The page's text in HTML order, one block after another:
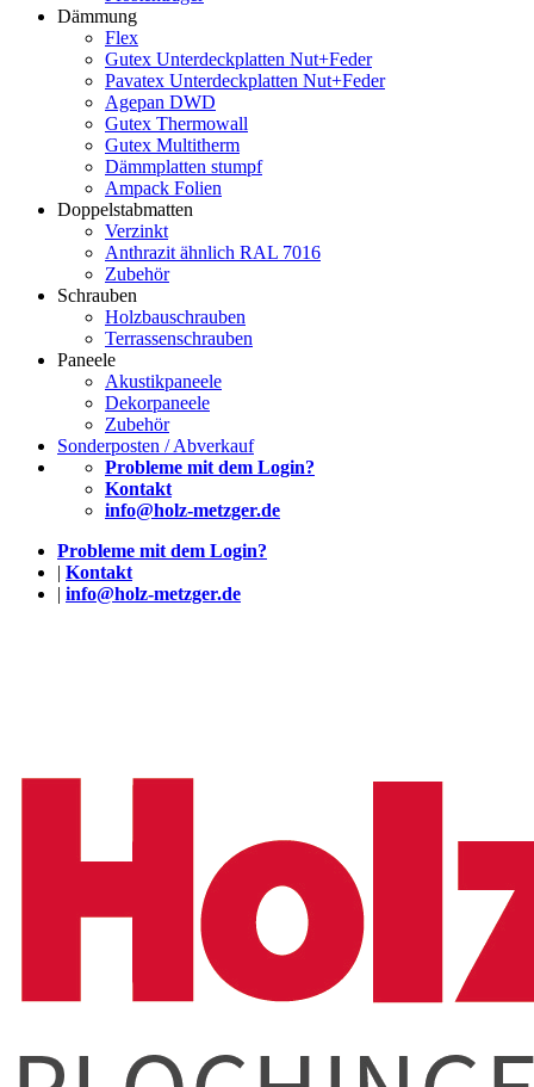
Dämmung
Flex
Gutex Unterdeckplatten Nut+Feder
Pavatex Unterdeckplatten Nut+Feder
Agepan DWD
Gutex Thermowall
Gutex Multitherm
Dämmplatten stumpf
Ampack Folien
Doppelstabmatten
Verzinkt
Anthrazit ähnlich RAL 7016
Zubehör
Schrauben
Holzbauschrauben
Terrassenschrauben
Paneele
Akustikpaneele
Dekorpaneele
Zubehör
Sonderposten / Abverkauf
Probleme mit dem Login?
Kontakt
info@holz-metzger.de
Probleme mit dem Login?
| Kontakt
| info@holz-metzger.de